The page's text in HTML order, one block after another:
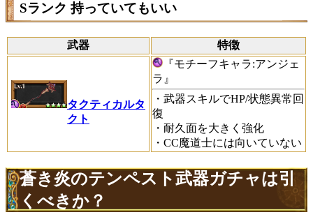
Sランク 持っていてもいい
武器 特徴
タクティカルタ
クト
『モチーフキャラ:アンジェ
ラ』
・武器スキルでHP/状態異常回
復
・耐久面を大きく強化
・CC魔道士には向いていない
蒼き炎のテンペスト武器ガチャは引
くべきか？